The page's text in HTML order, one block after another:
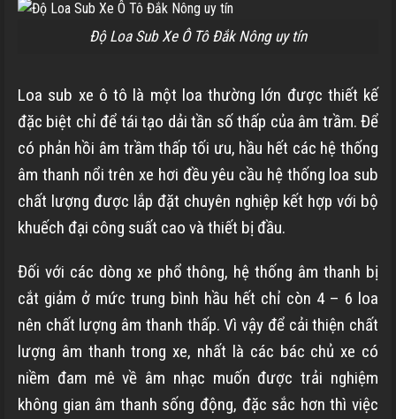
Độ Loa Sub Xe Ô Tô Đắk Nông uy tín
Loa sub xe ô tô là một loa thường lớn được thiết kế
đặc biệt chỉ để tái tạo dải tần số thấp của âm trầm. Để
có phản hồi âm trầm thấp tối ưu, hầu hết các hệ thống
âm thanh nổi trên xe hơi đều yêu cầu hệ thống loa sub
chất lượng được lắp đặt chuyên nghiệp kết hợp với bộ
khuếch đại công suất cao và thiết bị đầu.
Đối với các dòng xe phổ thông, hệ thống âm thanh bị
cắt giảm ở mức trung bình hầu hết chỉ còn 4 – 6 loa
nên chất lượng âm thanh thấp. Vì vậy để cải thiện chất
lượng âm thanh trong xe, nhất là các bác chủ xe có
niềm đam mê về âm nhạc muốn được trải nghiệm
không gian âm thanh sống động, đặc sắc hơn thì việc